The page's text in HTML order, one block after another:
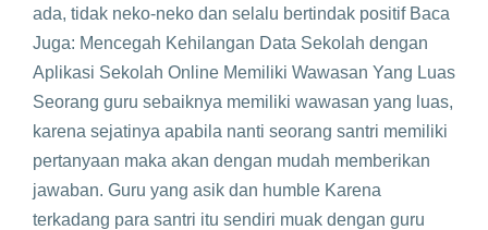
ada, tidak neko-neko dan selalu bertindak positif Baca
Juga: Mencegah Kehilangan Data Sekolah dengan
Aplikasi Sekolah Online Memiliki Wawasan Yang Luas
Seorang guru sebaiknya memiliki wawasan yang luas,
karena sejatinya apabila nanti seorang santri memiliki
pertanyaan maka akan dengan mudah memberikan
jawaban. Guru yang asik dan humble Karena
terkadang para santri itu sendiri muak dengan guru